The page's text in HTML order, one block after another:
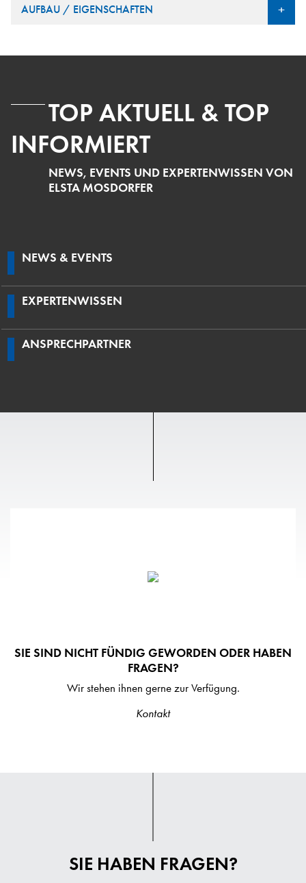
AUFBAU / EIGENSCHAFTEN +
TOP AKTUELL & TOP
INFORMIERT
NEWS, EVENTS UND EXPERTENWISSEN VON
ELSTA MOSDORFER
NEWS & EVENTS
EXPERTENWISSEN
ANSPRECHPARTNER
SIE SIND NICHT FÜNDIG GEWORDEN ODER HABEN
FRAGEN?
Wir stehen ihnen gerne zur Verfügung.
Kontakt
SIE HABEN FRAGEN?